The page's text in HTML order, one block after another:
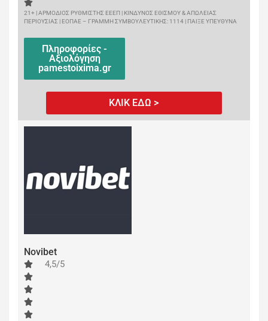
21+ | ΑΡΜΟΔΙΟΣ ΡΥΘΜΙΣΤΗΣ ΕΕΕΠ | ΚΙΝΔΥΝΟΣ ΕΘΙΣΜΟΥ & ΑΠΩΛΕΙΑΣ
ΠΕΡΙΟΥΣΙΑΣ | ΕΟΠΑΕ – ΓΡΑΜΜΗ ΣΥΜΒΟΥΛΕΥΤΙΚΗΣ: 1114 | ΠΑΙΞΕ ΥΠΕΥΘΥΝΑ
Πληροφορίες -
Αξιολόγηση
pamestoixima.gr
ΚΛΙΚ ΕΔΩ >
Novibet
4,5/5